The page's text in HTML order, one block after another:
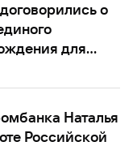
о
для
Наталья
Российской